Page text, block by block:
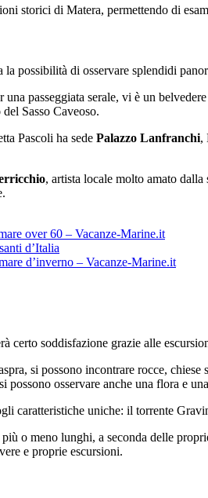
storici di Matera, permettendo di
possibilità di osservare splendidi
passeggiata serale, vi è un
Sasso Caveoso.
Pascoli ha sede Palazzo Lanfranchi,
, artista locale molto amato
d’Italia
certo soddisfazione grazie alle
si possono incontrare rocce,
osservare anche una flora e
caratteristiche uniche: il torrente
o meno lunghi, a seconda delle
e proprie escursioni.